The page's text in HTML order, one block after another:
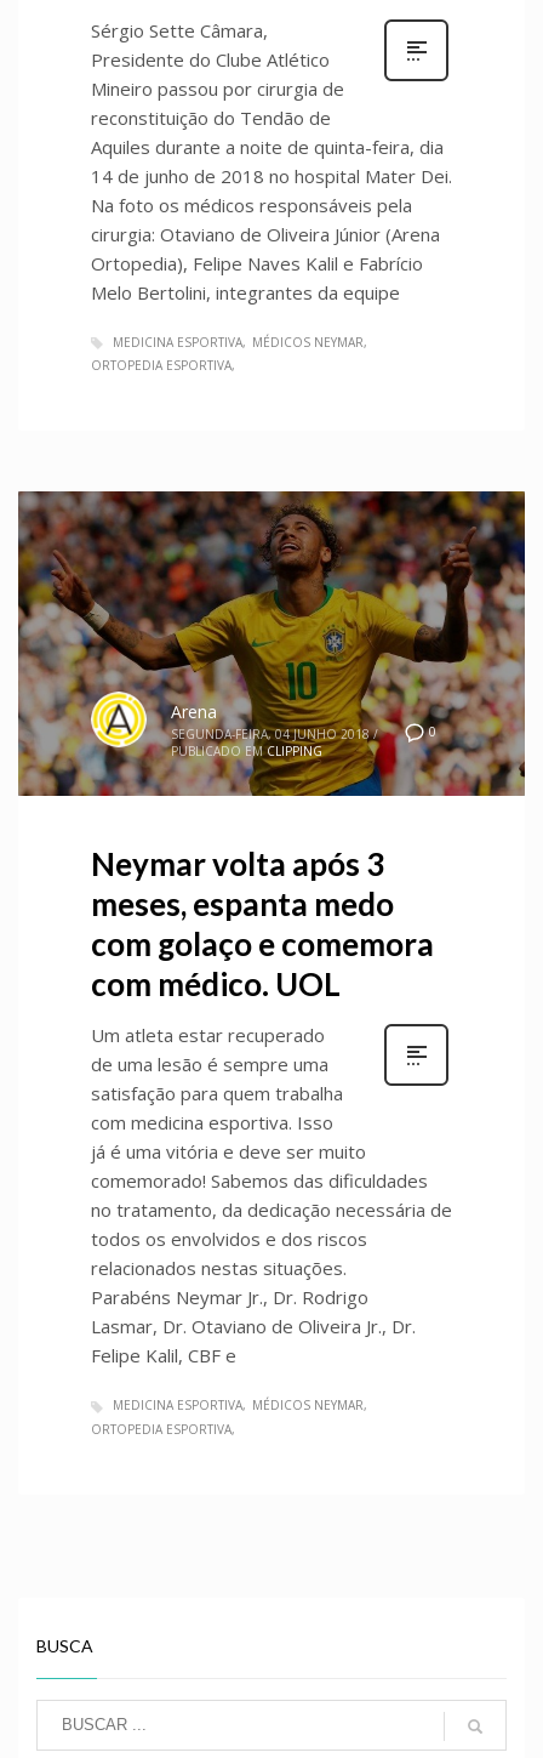
Sérgio Sette Câmara,
Presidente do Clube Atlético
Mineiro passou por cirurgia de
reconstituição do Tendão de
Aquiles durante a noite de quinta-feira, dia
14 de junho de 2018 no hospital Mater Dei.
Na foto os médicos responsáveis pela
cirurgia: Otaviano de Oliveira Júnior (Arena
Ortopedia), Felipe Naves Kalil e Fabrício
Melo Bertolini, integrantes da equipe
MEDICINA ESPORTIVA
MÉDICOS NEYMAR
ORTOPEDIA ESPORTIVA
0
Arena
SEGUNDA-FEIRA, 04 JUNHO 2018 /
PUBLICADO EM CLIPPING
Neymar volta após 3
meses, espanta medo
com golaço e comemora
com médico. UOL
Um atleta estar recuperado
de uma lesão é sempre uma
satisfação para quem trabalha
com medicina esportiva. Isso
já é uma vitória e deve ser muito
comemorado! Sabemos das dificuldades
no tratamento, da dedicação necessária de
todos os envolvidos e dos riscos
relacionados nestas situações.
Parabéns Neymar Jr., Dr. Rodrigo
Lasmar, Dr. Otaviano de Oliveira Jr., Dr.
Felipe Kalil, CBF e
MEDICINA ESPORTIVA
MÉDICOS NEYMAR
ORTOPEDIA ESPORTIVA
BUSCA